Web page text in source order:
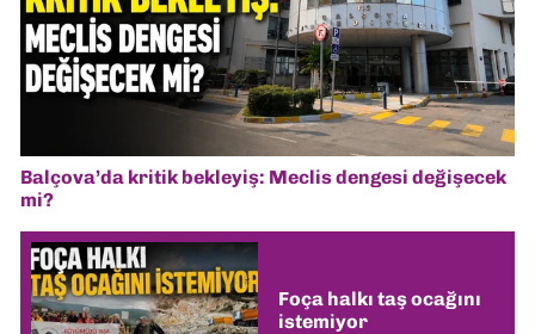
Balçova’da kritik bekleyiş: Meclis dengesi değişecek
mi?
Foça halkı taş ocağını
istemiyor